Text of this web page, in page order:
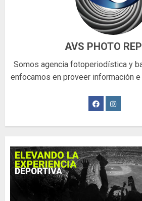
AVS PHOTO
Somos agencia fotoperiodística y
enfocamos en proveer información